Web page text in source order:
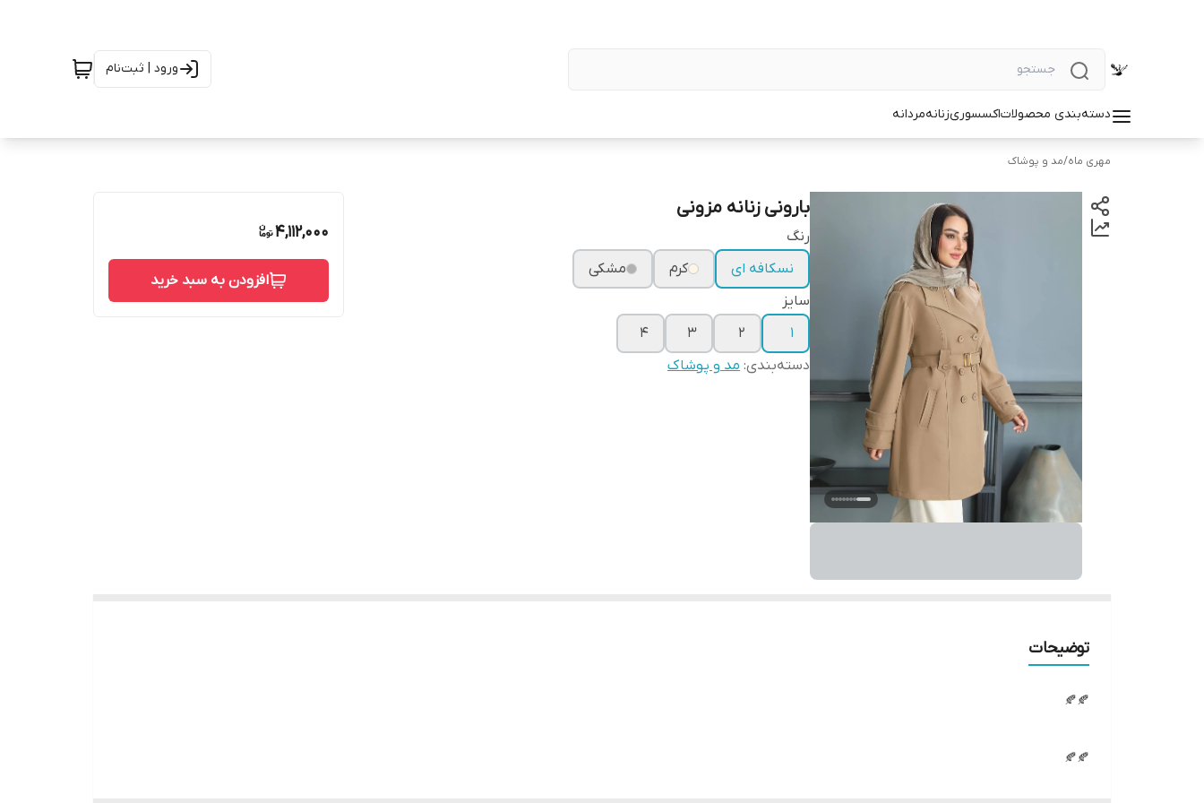
ورود | ثبت‌نام
دسته‌بندی محصولاتاکسسوریزنانهمردانه
مهری ماه/مد و پوشاک
بارونی زنانه مزونی
رنگ
نسکافه ای
کرم
مشکی
سایز
۱
۲ ۳
۴
دسته‌بندی: مد و پوشاک
4,112,000
افزودن به سبد خرید
توضیحات
🍂🍂
🍂🍂